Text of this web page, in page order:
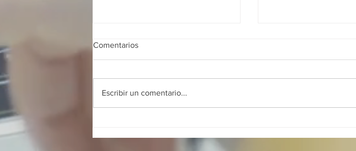
invertir, operar y crecer sin
Comentarios
Escribir un comentario...